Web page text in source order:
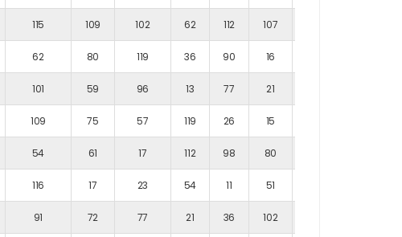
115 109 102 62 112 107
62 80 119 36 90 16
101 59 96 13 77 21
109 75 57 119 26 15
54 61 17 112 98 80
116 17 23 54 11 51
91 72 77 21 36 102